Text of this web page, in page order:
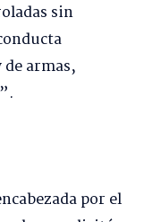
sin
armas,
por el